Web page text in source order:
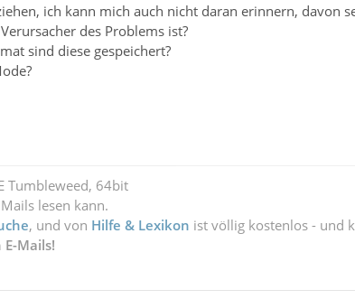
ich kann mich auch nicht daran erinnern, davon
des Problems ist?
sind diese gespeichert?
Tumbleweed, 64bit
lesen kann.
, und von Hilfe & Lexikon ist völlig kostenlos - und
Mails!